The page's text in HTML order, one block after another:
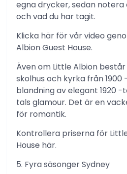
egna drycker, sedan
och vad du har tagit.
Klicka här för vår video
Albion Guest House.
Även om Little Albion
skolhus och kyrka från
blandning av elegant 1920 -
tals glamour. Det är en
för romantik.
Kontrollera priserna för
House här.
5. Fyra säsonger Sydney